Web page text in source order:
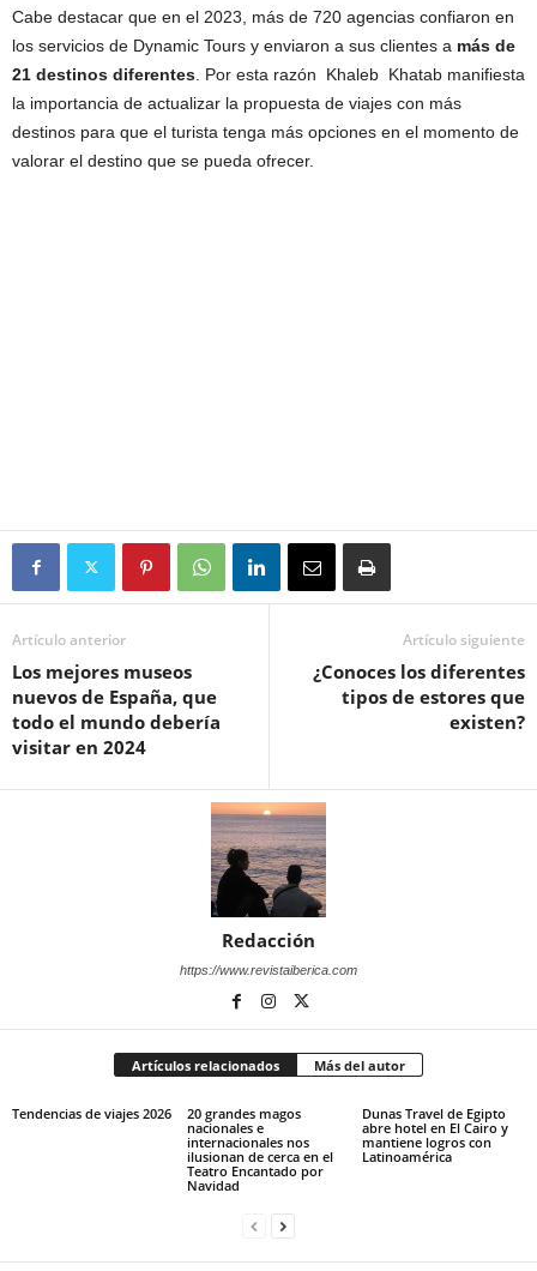
Cabe destacar que en el 2023, más de 720 agencias confiaron en
los servicios de Dynamic Tours y enviaron a sus clientes a más de
21 destinos diferentes . Por esta razón Khaleb Khatab manifiesta
la importancia de actualizar la propuesta de viajes con más
destinos para que el turista tenga más opciones en el momento de
valorar el destino que se pueda ofrecer.
Artículo anterior
Los mejores museos
nuevos de España, que
todo el mundo debería
visitar en 2024
Artículo siguiente
¿Conoces los diferentes
tipos de estores que
existen?
Redacción
https://www.revistaiberica.com
Artículos relacionados Más del autor
Tendencias de viajes 2026
20 grandes magos
nacionales e
internacionales nos
ilusionan de cerca en el
Teatro Encantado por
Navidad
Dunas Travel de Egipto
abre hotel en El Cairo y
mantiene logros con
Latinoamérica